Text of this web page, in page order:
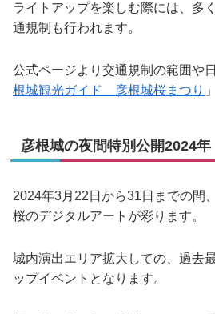
ライトアップを楽しむ際には、多
通規制も行われます。
公式ページより交通規制の範囲や
根城観光ガイド 彦根城桜まつり 」
彦根城の夜間特別公開2024
2024年3月22日から31日までの間
桜のデジタルアートが彩ります。
城内演出エリア拡大しての、過去
ップイベントとなります。